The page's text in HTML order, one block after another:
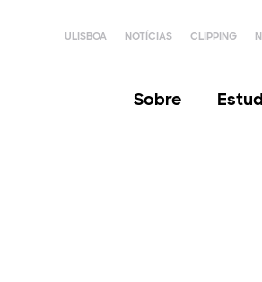
ULISBOA NOTÍCIAS CLIPPING
Sobre